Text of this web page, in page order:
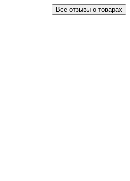
Все отзывы о товарах